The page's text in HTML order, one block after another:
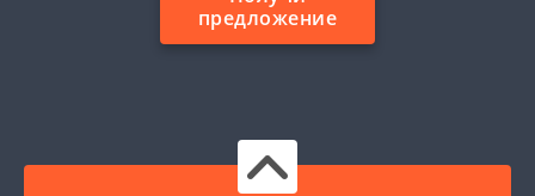
предложение